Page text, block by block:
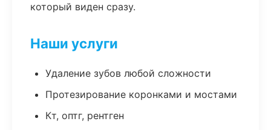
который виден сразу.
Наши услуги
Удаление зубов любой сложности
Протезирование коронками и мостами
Кт, оптг, рентген